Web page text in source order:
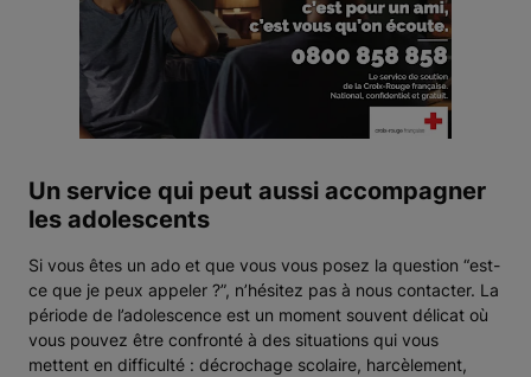
Un service qui peut aussi accompagner
les adolescents
Si vous êtes un ado et que vous vous posez la question “est-
ce que je peux appeler ?”, n’hésitez pas à nous contacter. La
période de l’adolescence est un moment souvent délicat où
vous pouvez être confronté à des situations qui vous
mettent en difficulté : décrochage scolaire, harcèlement,